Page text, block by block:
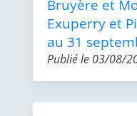
Bruyère et
Exuperry et
au 31
Publié le 03/08/